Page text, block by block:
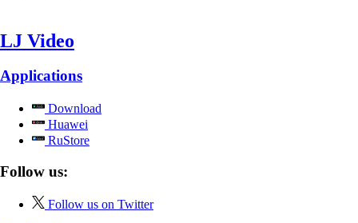
LJ Video
Applications
Download
Huawei
RuStore
Follow us:
Follow us on Twitter